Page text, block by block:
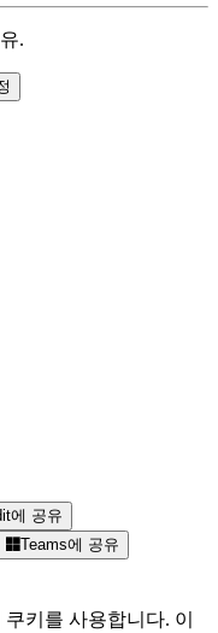
.
에 공유
Teams에 공유
키를 사용합니다. 이